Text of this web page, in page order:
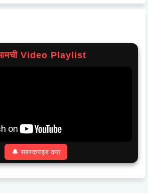
Video Playlist
🔔 सबस्क्राइब करा